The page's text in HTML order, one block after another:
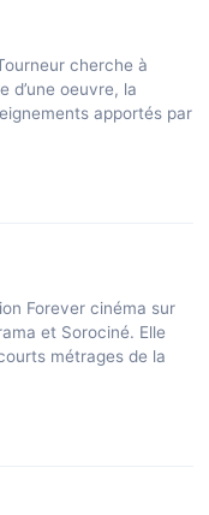
cherche à
d’une oeuvre, la
apportés par
Forever cinéma sur
et Sorociné. Elle
métrages de la